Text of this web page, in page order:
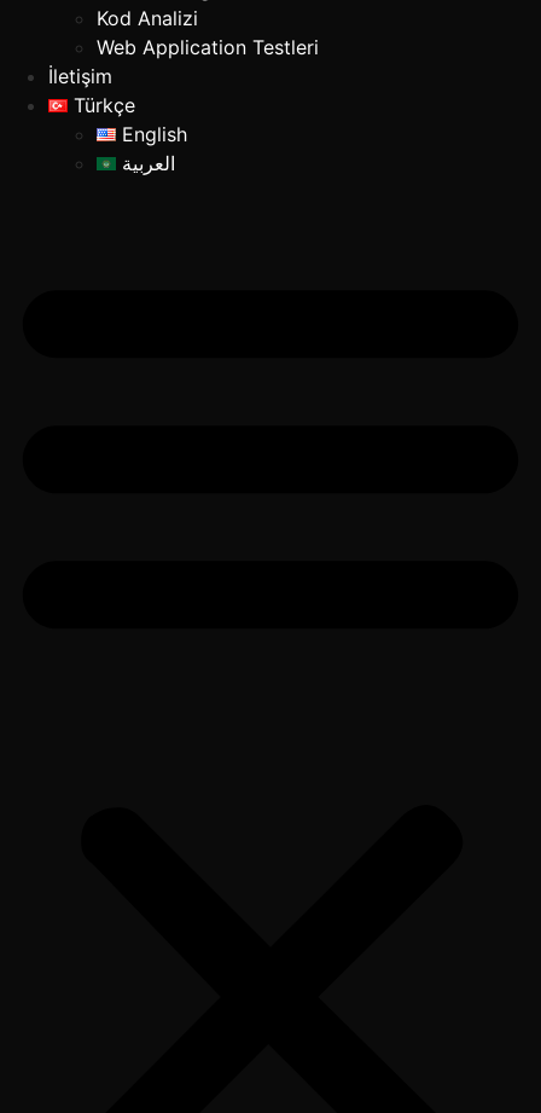
Kod Analizi
Web Application Testleri
İletişim
Türkçe
English
العربية